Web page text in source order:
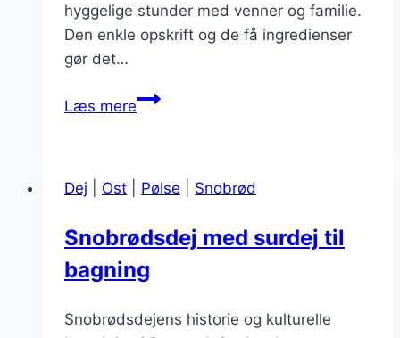
hyggelige stunder med venner og familie.
Den enkle opskrift og de få ingredienser
gør det…
Læs mereSnobrødsdej
sommerfest
Dej Ost Pølse Snobrød
Snobrødsdej med surdej til
bagning
Snobrødsdejens historie og kulturelle